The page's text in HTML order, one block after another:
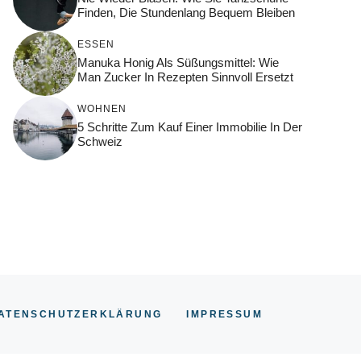
Finden, Die Stundenlang Bequem Bleiben
ESSEN
Manuka Honig Als Süßungsmittel: Wie
Man Zucker In Rezepten Sinnvoll Ersetzt
WOHNEN
5 Schritte Zum Kauf Einer Immobilie In Der
Schweiz
IMPRESSUM